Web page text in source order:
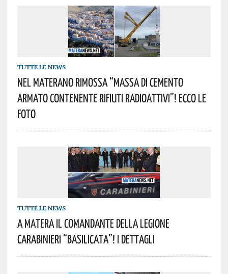
TUTTE LE NEWS
Nel Materano Rimossa “massa Di Cemento
Armato Contenente Rifiuti Radioattivi”! Ecco Le
Foto
TUTTE LE NEWS
A Matera Il Comandante Della Legione
Carabinieri “Basilicata”! I Dettagli